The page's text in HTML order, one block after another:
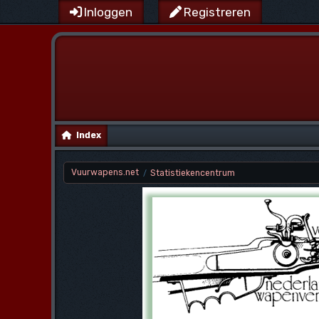
Inloggen Registreren
Index
Vuurwapens.net / Statistiekencentrum